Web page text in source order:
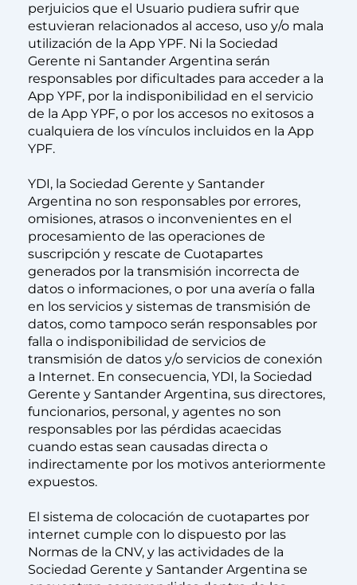
perjuicios que el Usuario pudiera sufrir que
estuvieran relacionados al acceso, uso y/o mala
utilización de la App YPF. Ni la Sociedad
Gerente ni Santander Argentina serán
responsables por dificultades para acceder a la
App YPF, por la indisponibilidad en el servicio
de la App YPF, o por los accesos no exitosos a
cualquiera de los vínculos incluidos en la App
YPF.
YDI, la Sociedad Gerente y Santander
Argentina no son responsables por errores,
omisiones, atrasos o inconvenientes en el
procesamiento de las operaciones de
suscripción y rescate de Cuotapartes
generados por la transmisión incorrecta de
datos o informaciones, o por una avería o falla
en los servicios y sistemas de transmisión de
datos, como tampoco serán responsables por
falla o indisponibilidad de servicios de
transmisión de datos y/o servicios de conexión
a Internet. En consecuencia, YDI, la Sociedad
Gerente y Santander Argentina, sus directores,
funcionarios, personal, y agentes no son
responsables por las pérdidas acaecidas
cuando estas sean causadas directa o
indirectamente por los motivos anteriormente
expuestos.
El sistema de colocación de cuotapartes por
internet cumple con lo dispuesto por las
Normas de la CNV, y las actividades de la
Sociedad Gerente y Santander Argentina se